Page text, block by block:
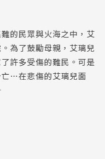
的民眾與火海之中，艾
為了鼓勵母親，艾璃兒
許多受傷的難民。可是
…在悲傷的艾璃兒面